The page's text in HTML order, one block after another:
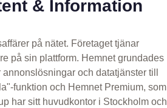
& Information
på nätet. Företaget tjänar
på sin plattform. Hemnet grundades
och datatjänster till
funktion och Hemnet Premium, som
har sitt huvudkontor i Stockholm och